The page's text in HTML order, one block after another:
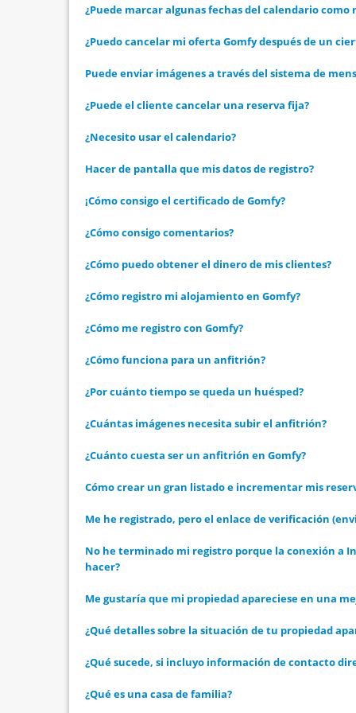
¿Puede marcar algunas fechas del calendario como
¿Puedo cancelar mi oferta Gomfy después de un
Puede enviar imágenes a través del sistema de
¿Puede el cliente cancelar una reserva fija?
¿Necesito usar el calendario?
Hacer de pantalla que mis datos de registro?
¡Cómo consigo el certificado de Gomfy?
¿Cómo consigo comentarios?
¿Cómo puedo obtener el dinero de mis clientes?
¿Cómo registro mi alojamiento en Gomfy?
¿Cómo me registro con Gomfy?
¿Cómo funciona para un anfitrión?
¿Por cuánto tiempo se queda un huésped?
¿Cuántas imágenes necesita subir el anfitrión?
¿Cuánto cuesta ser un anfitrión en Gomfy?
Cómo crear un gran listado e incrementar mis
Me he registrado, pero el enlace de verificación
No he terminado mi registro porque la conexión a
hacer?
Me gustaría que mi propiedad apareciese en una
¿Qué detalles sobre la situación de tu propiedad
¿Qué sucede, si incluyo información de contacto
¿Qué es una casa de familia?